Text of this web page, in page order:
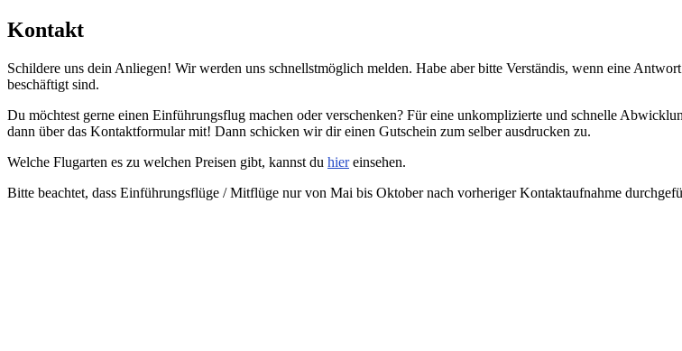
Kontakt
Schildere uns dein Anliegen! Wir werden uns schnellstmöglich melden. Habe aber bitte Verständis, wenn eine
beschäftigt sind.
Du möchtest gerne einen Einführungsflug machen oder verschenken? Für eine unkomplizierte und schnelle
dann über das Kontaktformular mit! Dann schicken wir dir einen Gutschein zum selber ausdrucken zu.
Welche Flugarten es zu welchen Preisen gibt, kannst du hiereinsehen.
Bitte beachtet, dass Einführungsflüge / Mitflüge nur von Mai bis Oktober nach vorheriger Kontaktaufnahme